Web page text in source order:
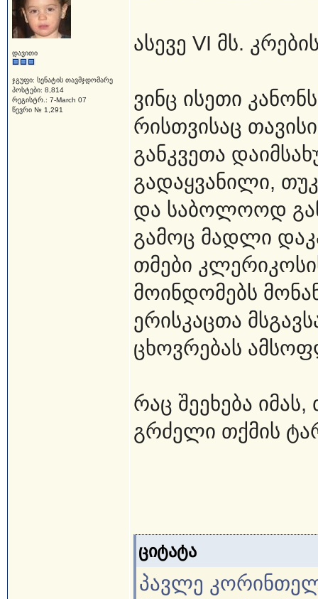
დავითი
ჯგუფი: სენატის თავმჯდომარე
პოსტები: 8,814
რეგისტრ.: 7-March 07
წევრი № 1,291
ასევე VI მს.
ვინც ისეთი
რისთვისაც
განკვეთა
გადაყვანილი,
და საბოლოოდ
გამოც მადლი
თმები
მოინდომებს
ერისკაცთა
ცხოვრებას
რაც შეეხება
გრძელი თქმის
ციტატა
პავლე